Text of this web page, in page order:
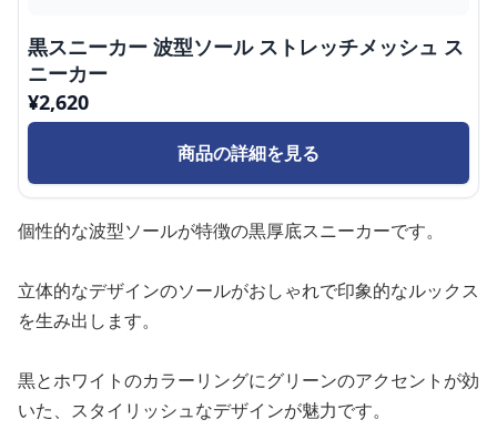
黒スニーカー 波型ソール ストレッチメッシュ ス
ニーカー
¥2,620
商品の詳細を見る
個性的な波型ソールが特徴の黒厚底スニーカーです。
立体的なデザインのソールがおしゃれで印象的なルックス
を生み出します。
黒とホワイトのカラーリングにグリーンのアクセントが効
いた、スタイリッシュなデザインが魅力です。